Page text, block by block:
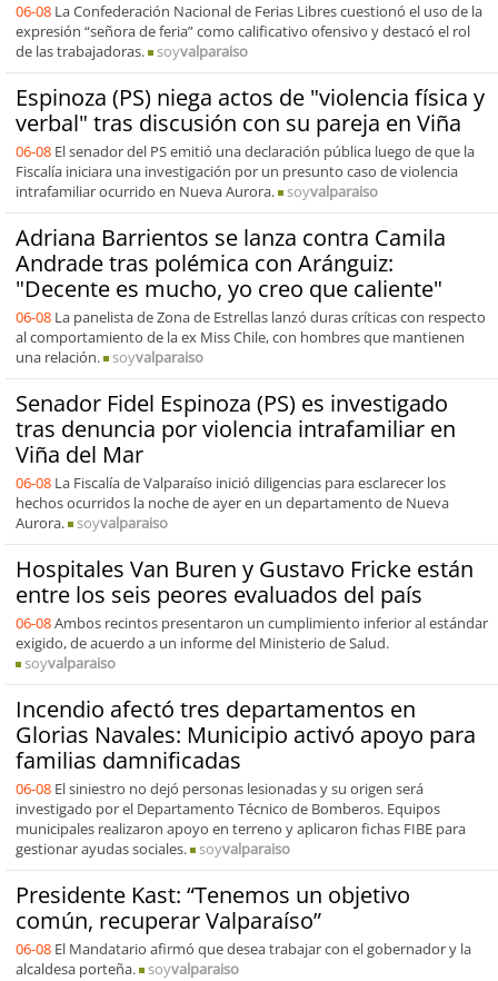
06-08 La Confederación Nacional de Ferias Libres cuestionó el uso de la
expresión “señora de feria” como calificativo ofensivo y destacó el rol
de las trabajadoras.
soyvalparaiso
Espinoza (PS) niega actos de "violencia física y
verbal" tras discusión con su pareja en Viña
06-08 El senador del PS emitió una declaración pública luego de que la
Fiscalía iniciara una investigación por un presunto caso de violencia
intrafamiliar ocurrido en Nueva Aurora.
soyvalparaiso
Adriana Barrientos se lanza contra Camila
Andrade tras polémica con Aránguiz:
"Decente es mucho, yo creo que caliente"
06-08 La panelista de Zona de Estrellas lanzó duras críticas con respecto
al comportamiento de la ex Miss Chile, con hombres que mantienen
una relación.
soyvalparaiso
Senador Fidel Espinoza (PS) es investigado
tras denuncia por violencia intrafamiliar en
Viña del Mar
06-08 La Fiscalía de Valparaíso inició diligencias para esclarecer los
hechos ocurridos la noche de ayer en un departamento de Nueva
Aurora.
soyvalparaiso
Hospitales Van Buren y Gustavo Fricke están
entre los seis peores evaluados del país
06-08Ambos recintos presentaron un cumplimiento inferior al estándar
exigido, de acuerdo a un informe del Ministerio de Salud.
soyvalparaiso
Incendio afectó tres departamentos en
Glorias Navales: Municipio activó apoyo para
familias damnificadas
06-08 El siniestro no dejó personas lesionadas y su origen será
investigado por el Departamento Técnico de Bomberos. Equipos
municipales realizaron apoyo en terreno y aplicaron fichas FIBE para
gestionar ayudas sociales.
soyvalparaiso
Presidente Kast: “Tenemos un objetivo
común, recuperar Valparaíso”
06-08 El Mandatario afirmó que desea trabajar con el gobernador y la
alcaldesa porteña.
soyvalparaiso